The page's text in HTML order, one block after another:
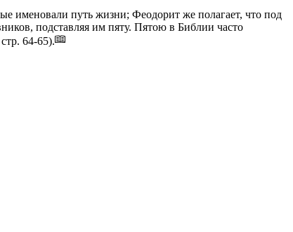
именовали путь жизни; Феодорит же полагает, что под
подставляя им пяту. Пятою в Библии часто
стр. 64-65).